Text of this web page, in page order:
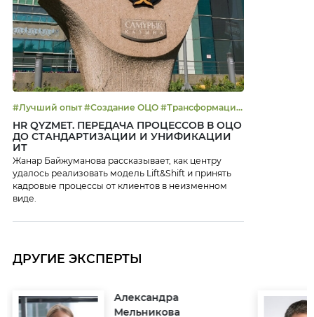
#Лучший опыт #Создание ОЦО #Трансформация
бизнеса
HR QYZMET. ПЕРЕДАЧА ПРОЦЕССОВ В ОЦО
ДО СТАНДАРТИЗАЦИИ И УНИФИКАЦИИ
ИТ
Жанар Байжуманова рассказывает, как центру
удалось реализовать модель Lift&Shift и принять
кадровые процессы от клиентов в неизменном
виде.
ДРУГИЕ ЭКСПЕРТЫ
Александра
Мельникова